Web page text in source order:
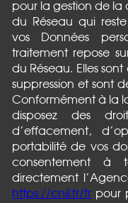
pour la gestion de
du Réseau qui
vos Données
traitement repose
du Réseau. Elles
suppression et sont
Conformément à la
disposez des
d’effacement,
portabilité de vos
consentement à
directement
https://cnil.fr/fr pour